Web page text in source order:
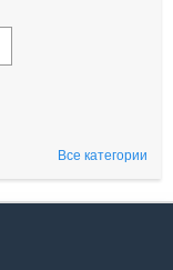
Все категории